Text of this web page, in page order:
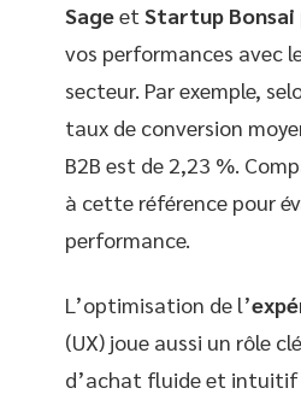
Sageet Startup Bonsai
vos performances avec
secteur. Par exemple,
taux de conversion
B2B est de 2,23 %.
à cette référence pour
performance.
L’optimisation de l’
(UX) joue aussi un rôle
d’achat fluide et